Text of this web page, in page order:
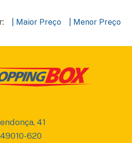
| Maior Preço | Menor Preço
41
620